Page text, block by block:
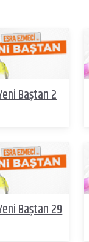
Baştan 2
Baştan 29